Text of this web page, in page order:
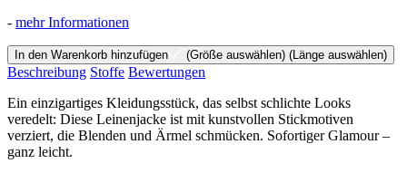
- mehr Informationen
In den Warenkorb hinzufügen (Größe auswählen) (Länge auswählen)
Beschreibung Stoffe Bewertungen
Ein einzigartiges Kleidungsstück, das selbst schlichte Looks
veredelt: Diese Leinenjacke ist mit kunstvollen Stickmotiven
verziert, die Blenden und Ärmel schmücken. Sofortiger Glamour –
ganz leicht.